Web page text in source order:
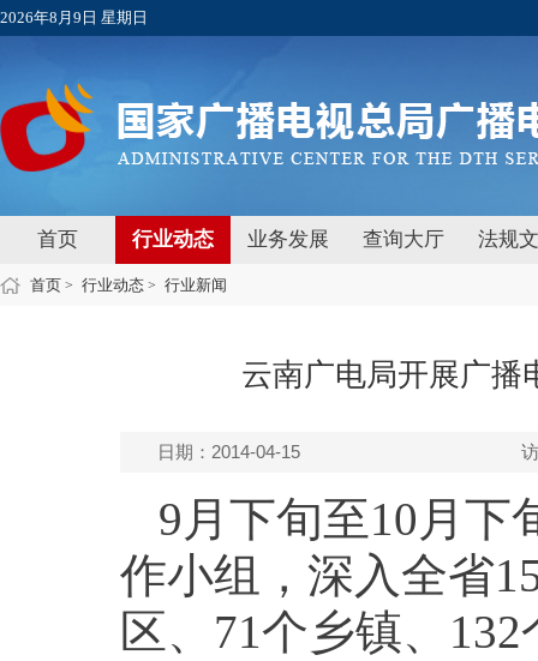
2026年8月9日 星期日
首页 行业动态 业务发展 查询大厅 法规
首页 > 行业动态 > 行业新闻
云南广电局开展广播
日期：2014-04-15
9月下旬至10月下
作小组，深入全省
区、71个乡镇、